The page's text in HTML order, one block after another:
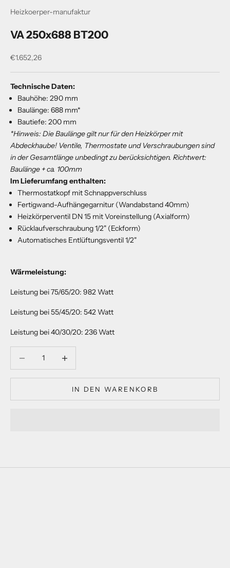
Heizkoerper-manufaktur
VA 250x688 BT200
Angebot
€1.652,26
Technische Daten:
Bauhöhe: 290 mm
Baulänge: 688 mm*
Bautiefe: 200 mm
*Hinweis: Die Baulänge gilt nur für den Heizkörper mit
Abdeckhaube! Ventile, Thermostate und Verschraubungen sind
in der Gesamtlänge unbedingt zu berücksichtigen. Richtwert:
Baulänge + ca. 100mm
Im Lieferumfang enthalten:
Thermostatkopf mit Schnappverschluss
Fertigwand-Aufhängegarnitur (Wandabstand 40mm)
Heizkörperventil DN 15 mit Voreinstellung (Axialform)
Rücklaufverschraubung 1/2" (Eckform)
Automatisches Entlüftungsventil 1/2"
Wärmeleistung:
Leistung bei 75/65/20: 982 Watt
Leistung bei 55/45/20: 542 Watt
Leistung bei 40/30/20: 236 Watt
IN DEN WARENKORB